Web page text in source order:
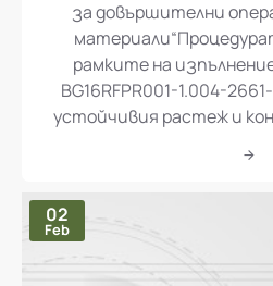
за довършителни
рамките на
BG16RFPR001-1.004-
устойчивия растеж и
02
Feb